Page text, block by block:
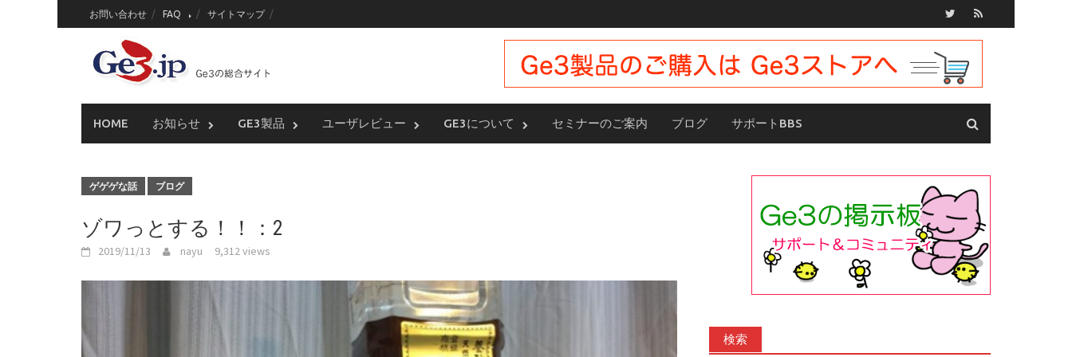
to
お問い合わせ FAQ サイトマップ
HOME お知らせ GE3製品 ユーザレビュー GE3について セミナーのご案内 ブログ サポートBBS
ゲゲゲな話 ブログ
ゾワっとする！！：2
2019/11/13 nayu 9,312 views
検索